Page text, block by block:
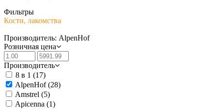
Фильтры
Кости, лакомства
Производитель: AlpenHof
Розничная цена
Производитель
8 в 1 (17)
AlpenHof(28)
Amstrel (5)
Apicenna (1)